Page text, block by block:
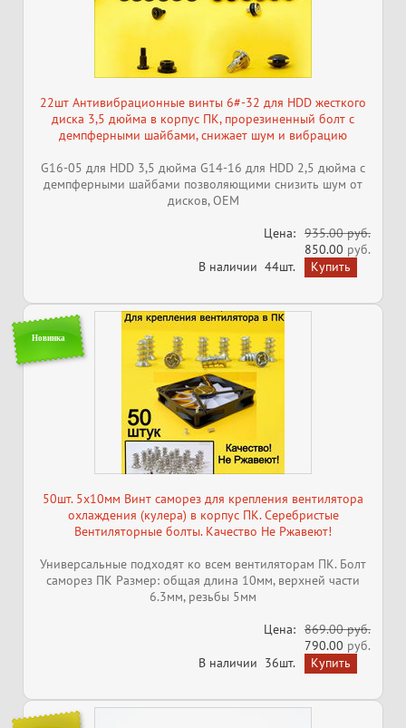
22шт Антивибрационные винты 6#-32 для HDD жесткого
диска 3,5 дюйма в корпус ПК, прорезиненный болт с
демпферными шайбами, снижает шум и вибрацию
G16-05 для HDD 3,5 дюйма G14-16 для HDD 2,5 дюйма с
демпферными шайбами позволяющими снизить шум от
дисков, OEM
Цена: 935.00 руб.
850.00 руб.
В наличии 44шт.
Новинка
50шт. 5x10мм Винт саморез для крепления вентилятора
охлаждения (кулера) в корпус ПК. Серебристые
Вентиляторные болты. Качество Не Ржавеют!
Универсальные подходят ко всем вентиляторам ПК. Болт
саморез ПК Размер: общая длина 10мм, верхней части
6.3мм, резьбы 5мм
Цена: 869.00 руб.
790.00 руб.
В наличии 36шт.